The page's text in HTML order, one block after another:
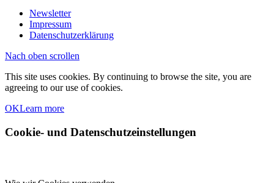
Newsletter
Impressum
Datenschutzerklärung
Nach oben scrollen
This site uses cookies. By continuing to browse the site, you are
agreeing to our use of cookies.
OKLearn more
Cookie- und Datenschutzeinstellungen